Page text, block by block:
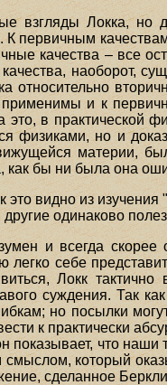
взгляды Локка,
К первичным
качества – все
наоборот,
относительно
и к
это, в практической
физиками, но и
материи,
как бы ни была она
это видно из
одинаково
и всегда
легко себе
Локк
суждения. Так
но посылки
к практически
показывает, что
который
сделанное